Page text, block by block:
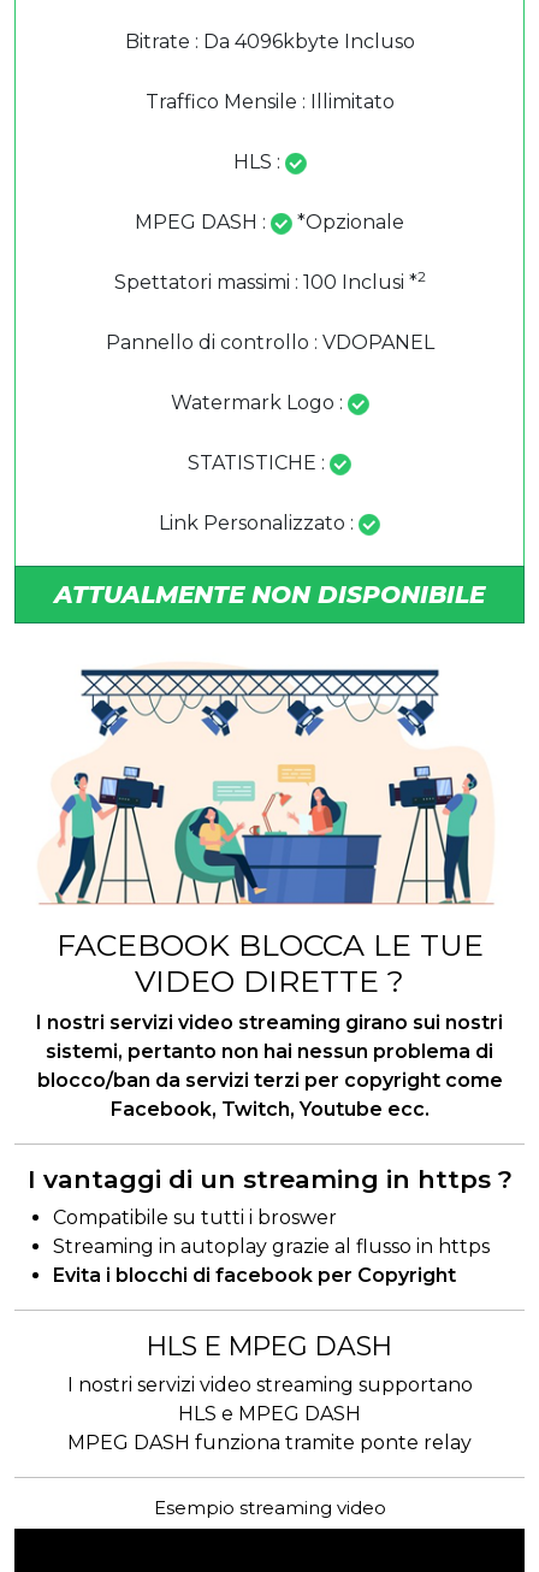
Bitrate : Da 4096kbyte Incluso
Traffico Mensile : Illimitato
HLS :
MPEG DASH : *Opzionale
Spettatori massimi : 100 Inclusi *2
Pannello di controllo : VDOPANEL
Watermark Logo :
STATISTICHE :
Link Personalizzato :
ATTUALMENTE NON DISPONIBILE
FACEBOOK BLOCCA LE TUE
VIDEO DIRETTE ?
I nostri servizi video streaming girano sui nostri
sistemi, pertanto non hai nessun problema di
blocco/ban da servizi terzi per copyright come
Facebook, Twitch, Youtube ecc.
I vantaggi di un streaming in https ?
Compatibile su tutti i broswer
Streaming in autoplay grazie al flusso in https
Evita i blocchi di facebook per Copyright
HLS E MPEG DASH
I nostri servizi video streaming supportano
HLS e MPEG DASH
MPEG DASH funziona tramite ponte relay
Esempio streaming video